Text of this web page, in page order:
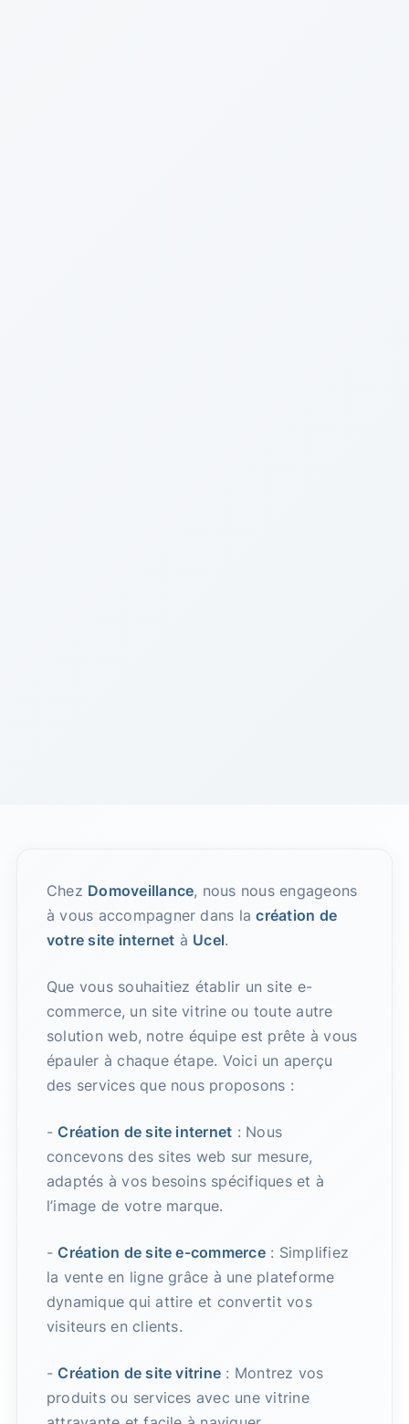
Chez Domoveillance, nous nous engageons
à vous accompagner dans lacréation de
votre site internet à Ucel.
Que vous souhaitiez établir un site e-
commerce, un site vitrine ou toute autre
solution web, notre équipe est prête à vous
épauler à chaque étape. Voici un aperçu
des services que nous proposons :
- Création de site internet : Nous
concevons des sites web sur mesure,
adaptés à vos besoins spécifiques et à
l’image de votre marque.
- Création de site e-commerce: Simplifiez
la vente en ligne grâce à une plateforme
dynamique qui attire et convertit vos
visiteurs en clients.
- Création de site vitrine : Montrez vos
produits ou services avec une vitrine